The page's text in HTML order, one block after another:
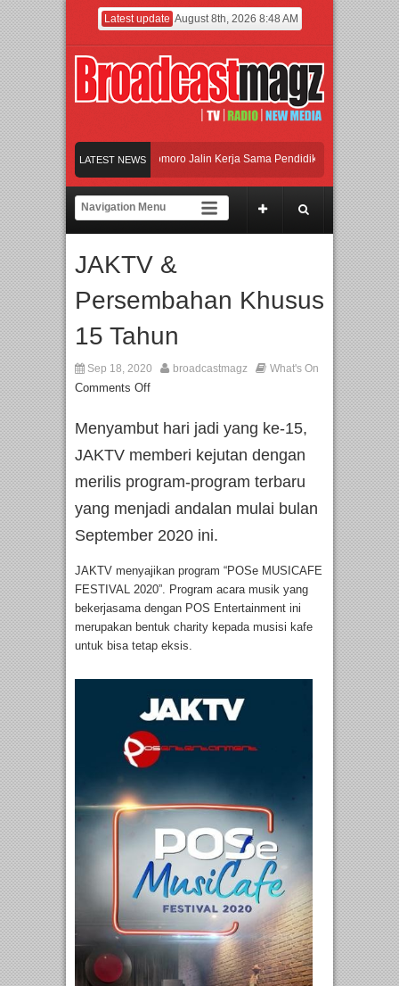
Latest update August 8th, 2026 8:48 AM
LATEST NEWS
Universitas Agung Podomoro Jalin Kerja Sama Pendidikan dan Riset untuk
Jakarta dengan Ribuan Mainan dan Produk Bayi dari Seluruh Dunia, IBTE
Universitas Agung Podomoro Jalin Kerja Sama Pendidikan dan Riset untuk
JAKTV &
Persembahan Khusus
15 Tahun
Sep 18, 2020 broadcastmagz What's On
Comments Off
Menyambut hari jadi yang ke-15,
JAKTV memberi kejutan dengan
merilis program-program terbaru
yang menjadi andalan mulai bulan
September 2020 ini.
JAKTV menyajikan program “POSe MUSICAFE
FESTIVAL 2020”. Program acara musik yang
bekerjasama dengan POS Entertainment ini
merupakan bentuk charity kepada musisi kafe
untuk bisa tetap eksis.